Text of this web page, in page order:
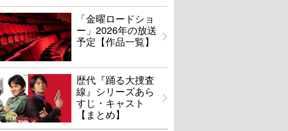
「金曜ロードショ
ー」2026年の放送
予定【作品一覧】
歴代『踊る大捜査
線』シリーズあら
すじ・キャスト
【まとめ】